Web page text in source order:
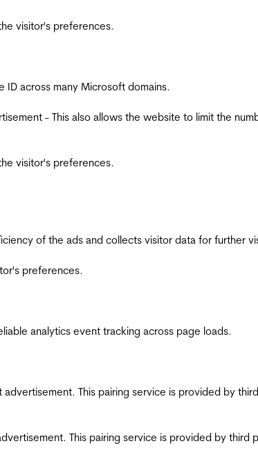
visitor's preferences.
ID across many Microsoft domains.
- This also allows the website to limit the
visitor's preferences.
of the ads and collects visitor data for further
preferences.
analytics event tracking across page loads.
This pairing service is provided by
This pairing service is provided by third